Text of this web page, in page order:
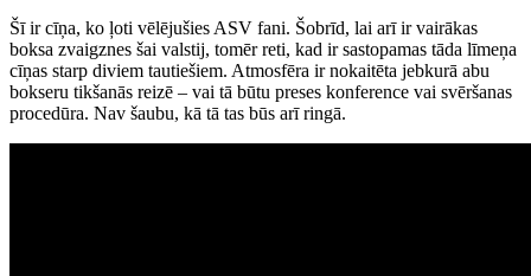
Šī ir cīņa, ko ļoti vēlējušies ASV fani. Šobrīd, lai arī ir vairākas
boksa zvaigznes šai valstij, tomēr reti, kad ir sastopamas tāda līmeņa
cīņas starp diviem tautiešiem. Atmosfēra ir nokaitēta jebkurā abu
bokseru tikšanās reizē – vai tā būtu preses konference vai svēršanas
procedūra. Nav šaubu, kā tā tas būs arī ringā.